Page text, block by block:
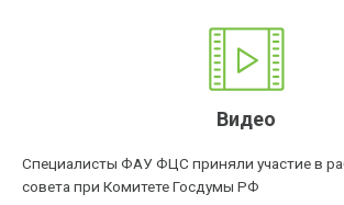
Видео
Специалисты ФАУ ФЦС приняли участие в
совета при Комитете Госдумы РФ